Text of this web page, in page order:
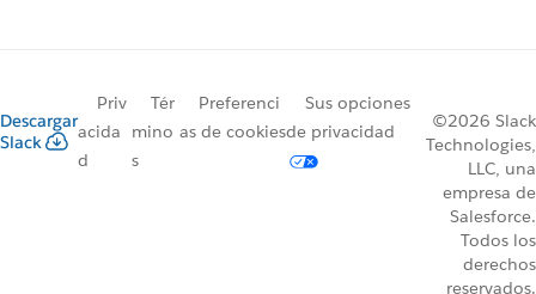
Descargar
Slack
Priv
acida
d
Tér
mino
s
Preferenci
as de cookies
Sus opciones
de privacidad
©2026 Slack
Technologies,
LLC, una
empresa de
Salesforce.
Todos los
derechos
reservados.